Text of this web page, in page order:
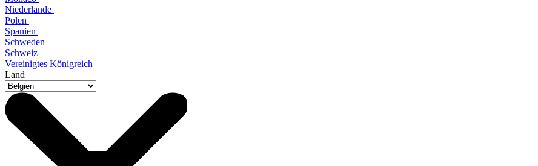
Niederlande
Polen
Spanien
Schweden
Schweiz
Vereinigtes Königreich
Land